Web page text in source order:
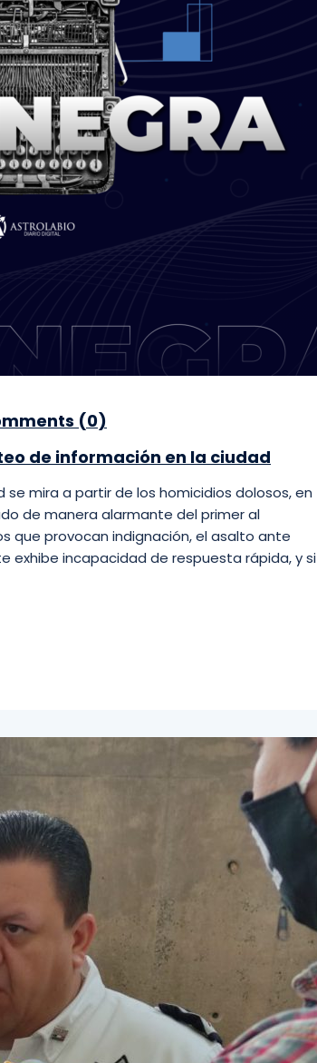
(0)
de información en la ciudad
se mira a partir de los homicidios dolosos, en
de manera alarmante del primer al
que provocan indignación, el asalto ante
exhibe incapacidad de respuesta rápida, y si